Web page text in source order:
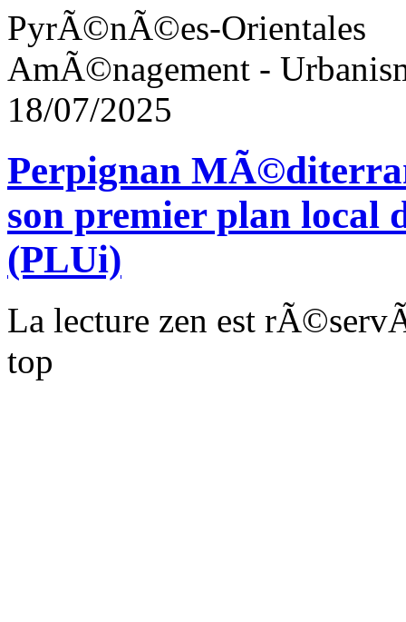
PyrÃ©nÃ©es-Orientales
AmÃ©nagement -
18/07/2025
Perpignan
son premier plan local
(PLUi)
La lecture zen est
top